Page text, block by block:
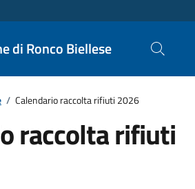
di Ronco Biellese
/ Calendario raccolta rifiuti 2026
raccolta rifiuti